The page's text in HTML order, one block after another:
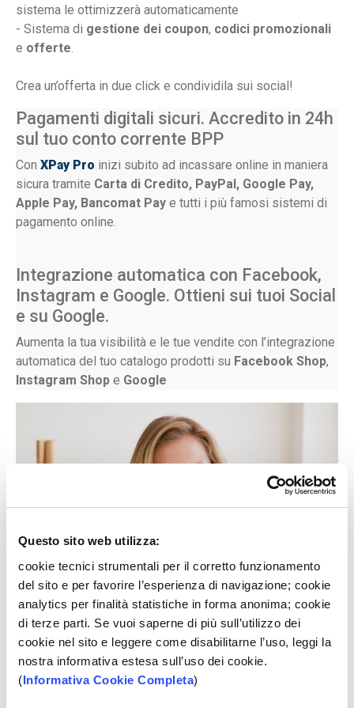
Questo sito web utilizza:
cookie tecnici strumentali per il corretto funzionamento
del sito e per favorire l’esperienza di navigazione; cookie
analytics per finalità statistiche in forma anonima; cookie
di terze parti. Se vuoi saperne di più sull’utilizzo dei
cookie nel sito e leggere come disabilitarne l’uso, leggi la
nostra informativa estesa sull’uso dei cookie.
(Informativa Cookie Completa)
sistema le ottimizzerà automaticamente
- Sistema di gestione dei coupon, codici promozionali
e offerte.
Crea un’offerta in due click e condividila sui social!
Pagamenti digitali sicuri. Accredito in 24h
sul tuo conto corrente BPP
Con XPay Pro inizi subito ad incassare online in maniera
sicura tramite Carta di Credito, PayPal, Google Pay,
Apple Pay, Bancomat Pay e tutti i più famosi sistemi di
pagamento online.
Integrazione automatica con Facebook,
Instagram e Google. Ottieni sui tuoi Social
e su Google.
Aumenta la tua visibilità e le tue vendite con l’integrazione
automatica del tuo catalogo prodotti su Facebook Shop,
Instagram Shop e Google